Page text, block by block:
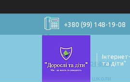
+380 (99) 148-19-08
та діти"
Каталог товарів
Все для школи